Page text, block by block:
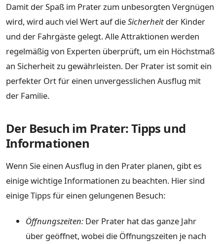
Damit der Spaß im Prater zum unbesorgten Vergnügen
wird, wird auch viel Wert auf dieSicherheit der Kinder
und der Fahrgäste gelegt. Alle Attraktionen werden
regelmäßig von Experten überprüft, um ein Höchstmaß
an Sicherheit zu gewährleisten. Der Prater ist somit ein
perfekter Ort für einen unvergesslichen Ausflug mit
der Familie.
Der Besuch im Prater: Tipps und
Informationen
Wenn Sie einen Ausflug in den Prater planen, gibt es
einige wichtige Informationen zu beachten. Hier sind
einige Tipps für einen gelungenen Besuch:
Öffnungszeiten: Der Prater hat das ganze Jahr
über geöffnet, wobei die Öffnungszeiten je nach